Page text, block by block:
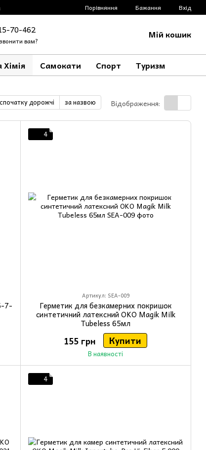
Порівняння Бажання Вхід
70-462
вам?
Мій кошик
Самокати Спорт Туризм
спочатку дорожчі за назвою Відображення:
7-
4
Артикул: SEA-009
Герметик для безкамерних покришок
синтетичний латексний OKO Magik Milk
Tubeless 65мл
155 грн Купити
В наявності
4